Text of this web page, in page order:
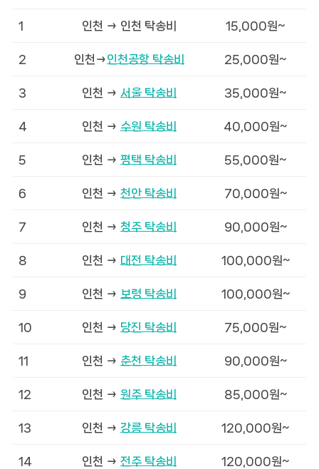
1 인천 → 인천 탁송비 15,000원~
2 인천→인천공항 탁송비 25,000원~
3 인천 → 서울 탁송비 35,000원~
4 인천 → 수원 탁송비 40,000원~
5 인천 → 평택 탁송비 55,000원~
6 인천 → 천안 탁송비 70,000원~
7 인천 → 청주 탁송비 90,000원~
8 인천 → 대전 탁송비 100,000원~
9 인천 → 보령 탁송비 100,000원~
10 인천 → 당진 탁송비 75,000원~
11 인천 → 춘천 탁송비 90,000원~
12 인천 → 원주 탁송비 85,000원~
13 인천 → 강릉 탁송비 120,000원~
14 인천 → 전주 탁송비 120,000원~